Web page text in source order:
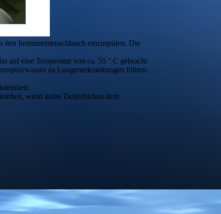
den Instrumentenschlauch einzuspülen. Die
auf eine Temperatur von ca. 55 ° C gebracht
zu Lungenerkrankungen führen.
wenn keine Desinfektion dem